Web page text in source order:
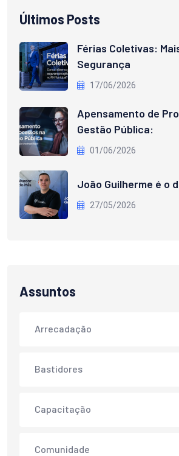
Últimos Posts
Férias Coletivas:
Segurança
17/06/2026
Apensamento de
Gestão Pública:
01/06/2026
João Guilherme é o
27/05/2026
Assuntos
Arrecadação
Bastidores
Capacitação
Comunidade